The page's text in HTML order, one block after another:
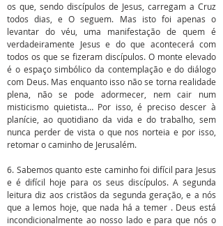
os que, sendo discípulos de Jesus, carregam a Cruz
todos dias, e O seguem. Mas isto foi apenas o
levantar do véu, uma manifestação de quem é
verdadeiramente Jesus e do que acontecerá com
todos os que se fizeram discípulos. O monte elevado
é o espaço simbólico da contemplação e do diálogo
com Deus. Mas enquanto isso não se torna realidade
plena, não se pode adormecer, nem cair num
misticismo quietista… Por isso, é preciso descer à
planície, ao quotidiano da vida e do trabalho, sem
nunca perder de vista o que nos norteia e por isso,
retomar o caminho de Jerusalém.
6. Sabemos quanto este caminho foi difícil para Jesus
e é difícil hoje para os seus discípulos. A segunda
leitura diz aos cristãos da segunda geração, e a nós
que a lemos hoje, que nada há a temer . Deus está
incondicionalmente ao nosso lado e para que nós o